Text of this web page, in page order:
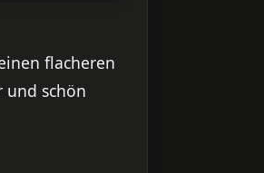
flacheren
und schön